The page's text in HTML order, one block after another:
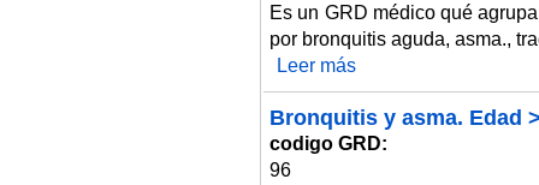
Es un GRD médico qué
por bronquitis aguda, asma.,
Leer más
Bronquitis y asma. Edad
codigo GRD:
96